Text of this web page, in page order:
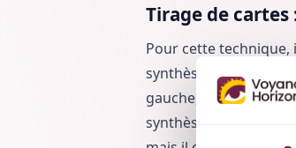
Tirage de
Pour cette
synthèse. Elles sont
gauche, la troisième
synthèse, au milieu.